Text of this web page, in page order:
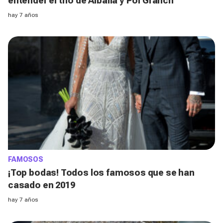
hay 7 años
FAMOSOS
¡Top bodas! Todos los famosos que se han
casado en 2019
hay 7 años